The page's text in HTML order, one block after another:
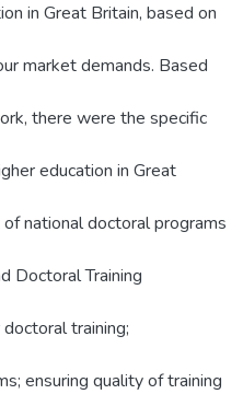
in Great Britain, based on
market demands. Based
there were the specific
education in Great
national doctoral programs
Doctoral Training
training;
ensuring quality of training